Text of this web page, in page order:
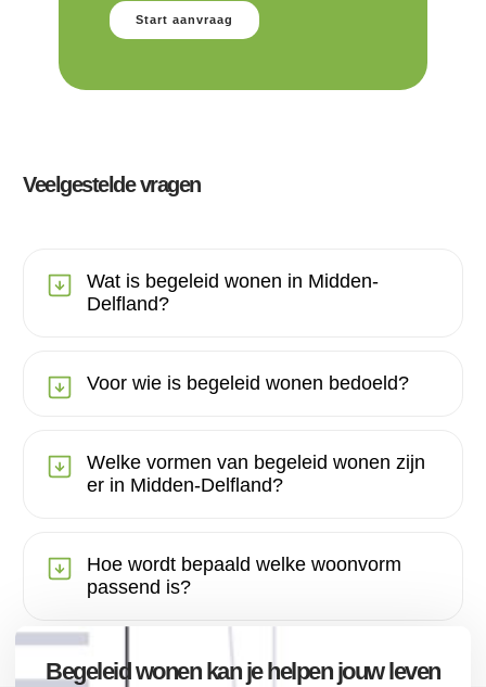
Start aanvraag
Veelgestelde vragen
Wat is begeleid wonen in Midden-
Delfland?
Voor wie is begeleid wonen bedoeld?
Welke vormen van begeleid wonen zijn
er in Midden-Delfland?
Hoe wordt bepaald welke woonvorm
passend is?
Begeleid wonen kan je helpen jouw leven